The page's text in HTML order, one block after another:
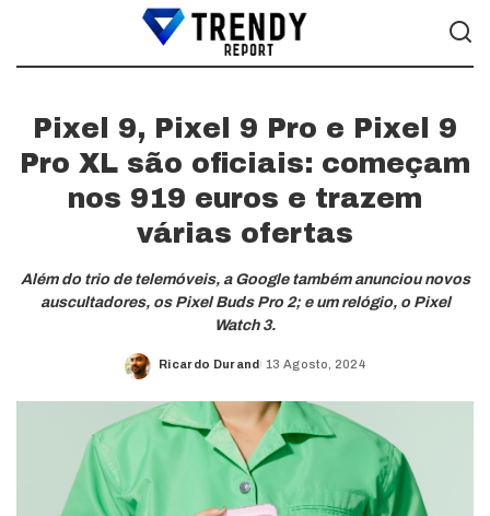
Pixel 9, Pixel 9 Pro e Pixel 9
Pro XL são oficiais: começam
nos 919 euros e trazem
várias ofertas
Além do trio de telemóveis, a Google também anunciou novos
auscultadores, os Pixel Buds Pro 2; e um relógio, o Pixel
Watch 3.
Posted
Ricardo Durand 13 Agosto, 2024